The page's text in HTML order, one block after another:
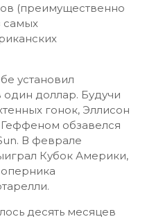
(преимущественно
самых
установил
один доллар. Будучи
гонок, Эллисон
обзавелся
В феврале
Кубок Америки,
десять месяцев